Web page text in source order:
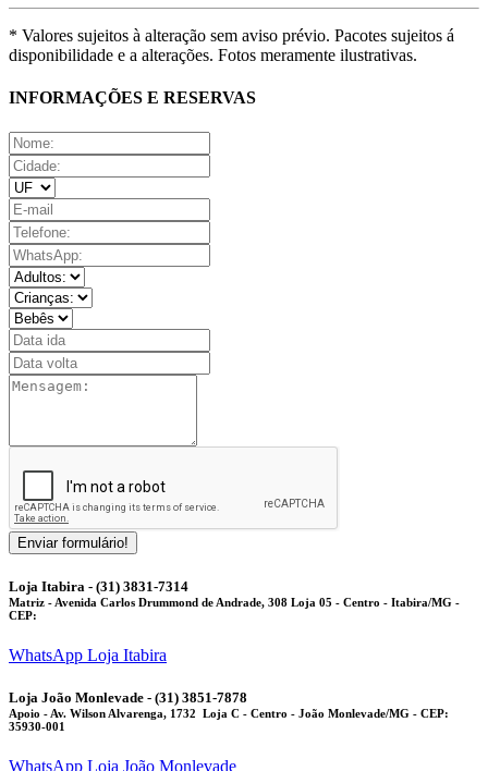
* Valores sujeitos à alteração sem aviso prévio. Pacotes sujeitos á
disponibilidade e a alterações. Fotos meramente ilustrativas.
INFORMAÇÕES E RESERVAS
Enviar formulário!
Loja Itabira - (31) 3831-7314
Matriz - Avenida Carlos Drummond de Andrade, 308 Loja 05 - Centro - Itabira/MG -
CEP:
WhatsApp Loja Itabira
Loja João Monlevade - (31) 3851-7878
Apoio - Av. Wilson Alvarenga, 1732 Loja C - Centro - João Monlevade/MG - CEP:
35930-001
WhatsApp Loja João Monlevade